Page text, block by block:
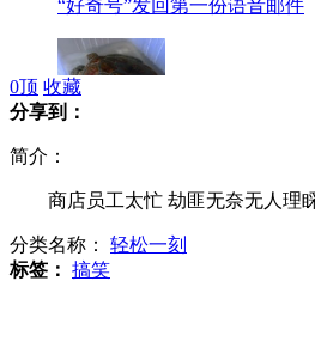
“好奇号”发回第一份语音邮件
李宗瑞否认迷奸 不雅视频被外
0顶 收藏
分享到：
简介：
商店员工太忙 劫匪无奈无人理
分类名称： 轻松一刻
标签： 搞笑